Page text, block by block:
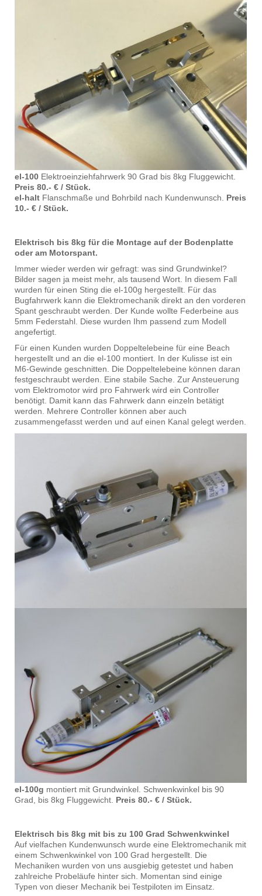
el-100 Elektroeinziehfahrwerk 90 Grad bis 8kg Fluggewicht.
Preis 80.- € / Stück.
el-halt Flanschmaße und Bohrbild nach Kundenwunsch. Preis
10.- € / Stück.
Elektrisch bis 8kg für die Montage auf der Bodenplatte
oder am Motorspant.
Immer wieder werden wir gefragt: was sind Grundwinkel?
Bilder sagen ja meist mehr, als tausend Wort. In diesem Fall
wurden für einen Sting die el-100g hergestellt. Für das
Bugfahrwerk kann die Elektromechanik direkt an den vorderen
Spant geschraubt werden. Der Kunde wollte Federbeine aus
5mm Federstahl. Diese wurden Ihm passend zum Modell
angefertigt.
Für einen Kunden wurden Doppeltelebeine für eine Beach
hergestellt und an die el-100 montiert. In der Kulisse ist ein
M6-Gewinde geschnitten. Die Doppeltelebeine können daran
festgeschraubt werden. Eine stabile Sache. Zur Ansteuerung
vom Elektromotor wird pro Fahrwerk wird ein Controller
benötigt. Damit kann das Fahrwerk dann einzeln betätigt
werden. Mehrere Controller können aber auch
zusammengefasst werden und auf einen Kanal gelegt werden.
el-100g montiert mit Grundwinkel. Schwenkwinkel bis 90
Grad, bis 8kg Fluggewicht. Preis 80.- € / Stück.
Elektrisch bis 8kg mit bis zu 100 Grad Schwenkwinkel
Auf vielfachen Kundenwunsch wurde eine Elektromechanik mit
einem Schwenkwinkel von 100 Grad hergestellt. Die
Mechaniken wurden von uns ausgiebig getestet und haben
zahlreiche Probeläufe hinter sich. Momentan sind einige
Typen von dieser Mechanik bei Testpiloten im Einsatz.